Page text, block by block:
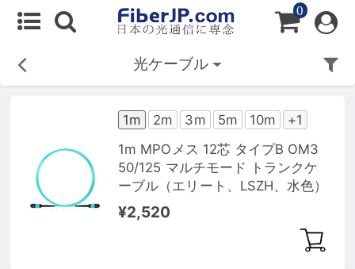
0
光ケーブル
1m 2m 3m 5m 10m
+1
1m MPOメス 12芯 タイプB OM3
50/125 マルチモード トランクケ
ーブル（エリート、LSZH、水色）
¥2,520